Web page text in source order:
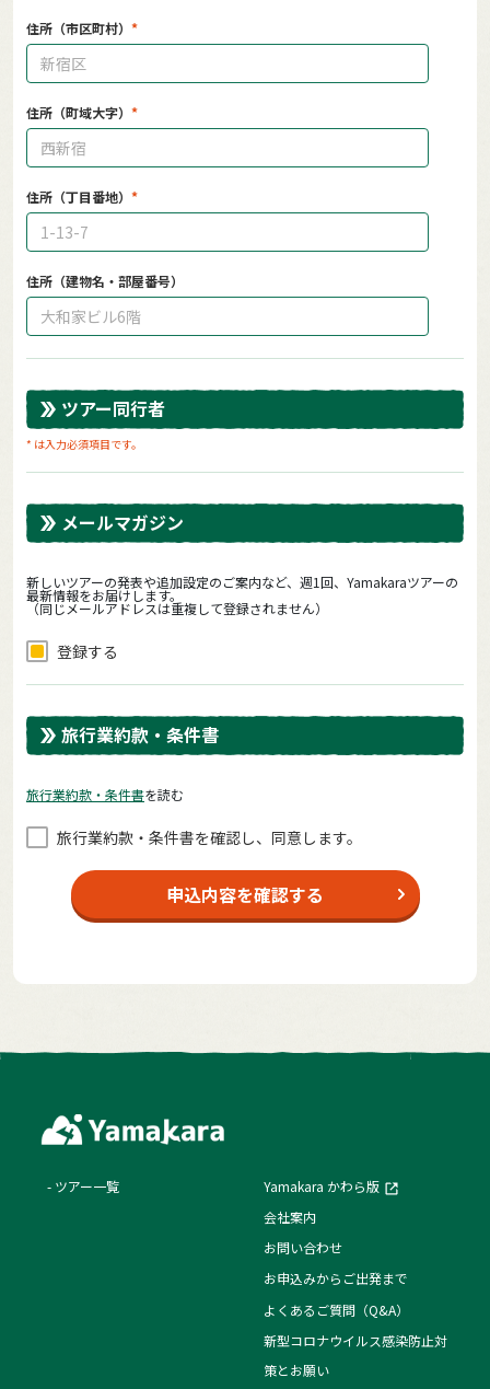
住所（市区町村）
住所（町域大字）
住所（丁目番地）
住所（建物名・部屋番号）
ツアー同行者
* は入力必須項目です。
メールマガジン
新しいツアーの発表や追加設定のご案内など、週1回、Yamakaraツアーの
最新情報をお届けします。
（同じメールアドレスは重複して登録されません）
登録する
旅行業約款・条件書
旅⾏業約款・条件書を読む
旅⾏業約款・条件書を確認し、同意します。
申込内容を確認する
ツアー一覧
Yamakara かわら版
会社案内
お問い合わせ
お申込みからご出発まで
よくあるご質問（Q&A）
新型コロナウイルス感染防止対
策とお願い